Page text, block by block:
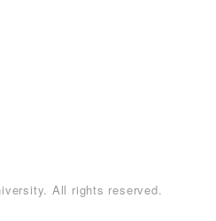
All rights reserved.